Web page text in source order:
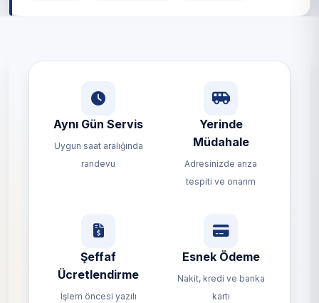
Aynı Gün Servis
Uygun saat aralığında
randevu
Yerinde
Müdahale
Adresinizde arıza
tespiti ve onarım
Şeffaf
Ücretlendirme
İşlem öncesi yazılı
Esnek Ödeme
Nakit, kredi ve banka
kartı